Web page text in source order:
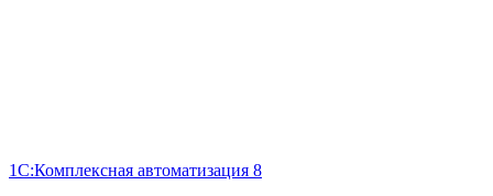
1С:Комплексная автоматизация 8